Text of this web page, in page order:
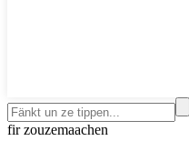
fir zouzemaachen